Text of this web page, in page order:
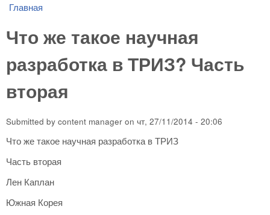
You are here
Главная
Что же такое научная
разработка в ТРИЗ? Часть
вторая
Submitted by content manager on чт, 27/11/2014 - 20:06
Что же такое научная разработка в ТРИЗ
Часть вторая
Лен Каплан
Южная Корея